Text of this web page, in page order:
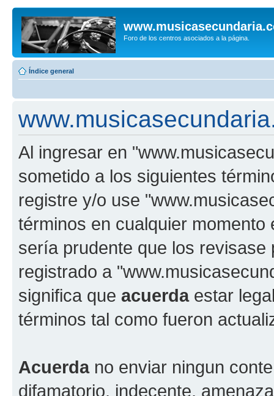
Foro de los centros asociados a la página.
Índice general
Al ingresar en
sometido a los siguientes
registre y/o use
términos en cualquier
sería prudente que los
registrado a
significa que acuerdaestar
términos tal como fueron
Acuerdano enviar ningun
difamatorio, indecente,